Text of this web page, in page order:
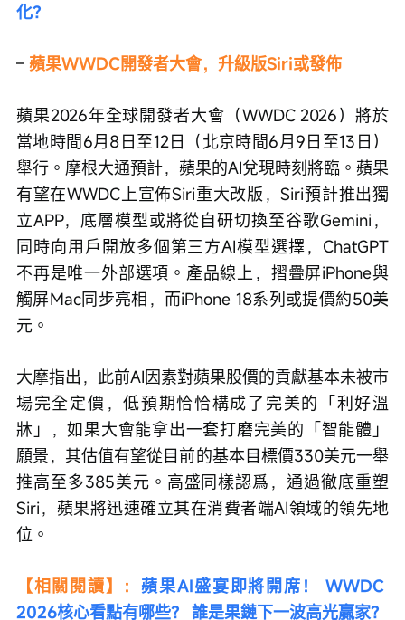
化？
– 蘋果WWDC開發者大會，升級版Siri或發佈
蘋果2026年全球開發者大會（WWDC 2026）將於
當地時間6月8日至12日（北京時間6月9日至13日）
舉行。摩根大通預計，蘋果的AI兌現時刻將臨。蘋果
有望在WWDC上宣佈Siri重大改版，Siri預計推出獨
立APP，底層模型或將從自研切換至谷歌Gemini，
同時向用戶開放多個第三方AI模型選擇，ChatGPT
不再是唯一外部選項。產品線上，摺疊屏iPhone與
觸屏Mac同步亮相，而iPhone 18系列或提價約50美
元。
大摩指出，此前AI因素對蘋果股價的貢獻基本未被市
場完全定價，低預期恰恰構成了完美的「利好溫
牀」，如果大會能拿出一套打磨完美的「智能體」
願景，其估值有望從目前的基本目標價330美元一舉
推高至多385美元。高盛同樣認爲，通過徹底重塑
Siri，蘋果將迅速確立其在消費者端AI領域的領先地
位。
【相關閱讀】：蘋果AI盛宴即將開席！ WWDC
2026核心看點有哪些？ 誰是果鏈下一波高光贏家？